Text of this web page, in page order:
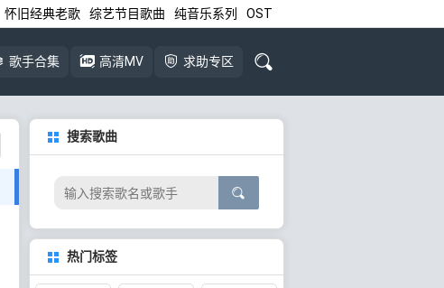
怀旧经典老歌 综艺节目歌曲 纯音乐系列 OST
歌手合集 高清MV 求助专区
搜索歌曲
热门标签